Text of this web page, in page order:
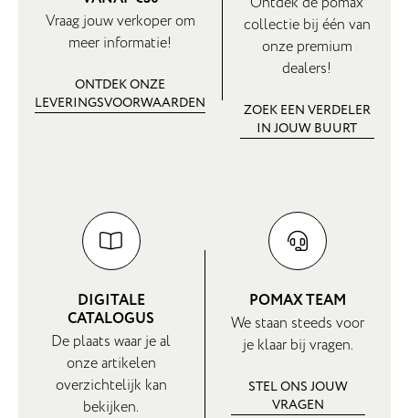
Vraag jouw verkoper om
meer informatie!
ONTDEK ONZE
LEVERINGSVOORWAARDEN
collectie bij één van
onze premium
dealers!
ZOEK EEN VERDELER
IN JOUW BUURT
DIGITALE
CATALOGUS
De plaats waar je al
onze artikelen
overzichtelijk kan
bekijken.
POMAX TEAM
We staan steeds voor
je klaar bij vragen.
STEL ONS JOUW
VRAGEN